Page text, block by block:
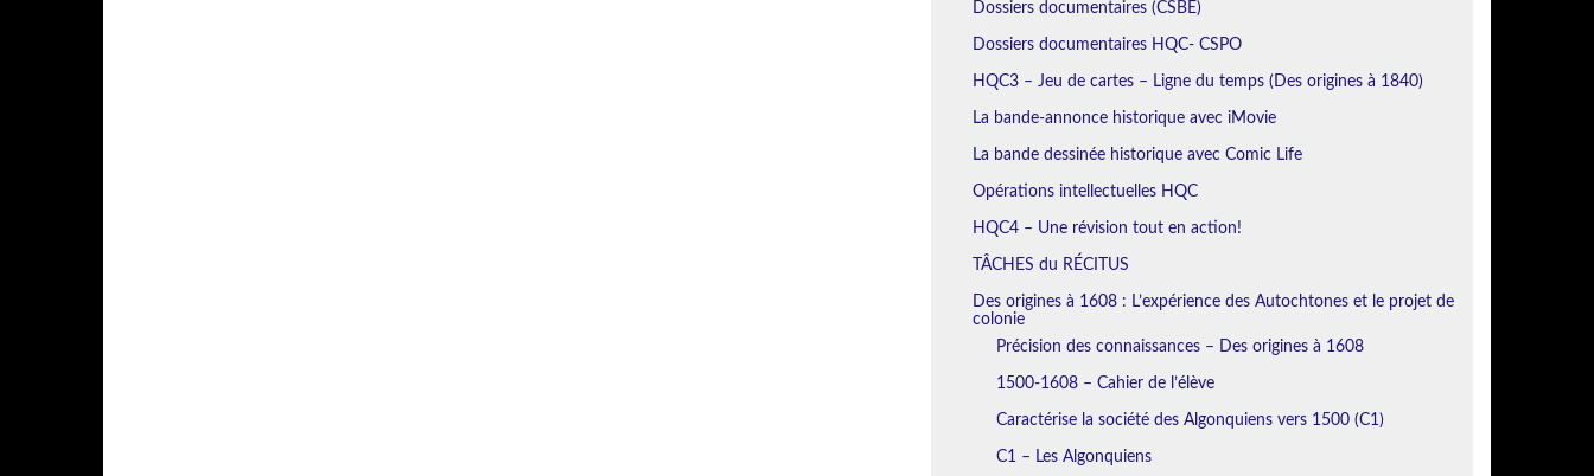
Dossiers documentaires (CSBE)
Dossiers documentaires HQC- CSPO
HQC3 – Jeu de cartes – Ligne du temps (Des origines à 1840)
La bande-annonce historique avec iMovie
La bande dessinée historique avec Comic Life
Opérations intellectuelles HQC
HQC4 – Une révision tout en action!
TÂCHES du RÉCITUS
Des origines à 1608 : L’expérience des Autochtones et le projet de
colonie
Précision des connaissances – Des origines à 1608
1500-1608 – Cahier de l’élève
Caractérise la société des Algonquiens vers 1500 (C1)
C1 – Les Algonquiens